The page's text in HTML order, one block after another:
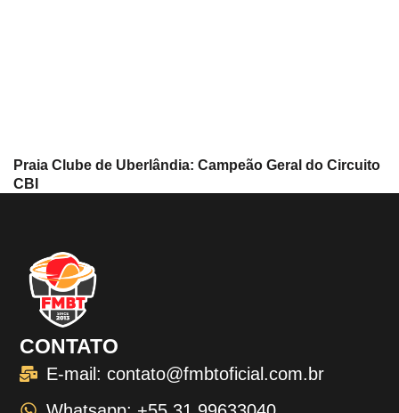
Praia Clube de Uberlândia: Campeão Geral do Circuito
CBI
CONTATO
E-mail: contato@fmbtoficial.com.br